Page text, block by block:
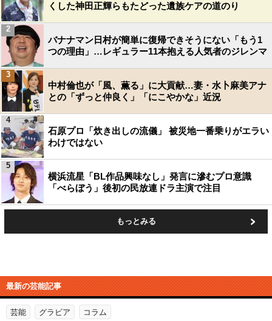
くした神田正輝らもたどった遺族ケアの道のり
バナナマン日村が簡単に復帰できそうにない「もう1
つの理由」…レギュラー11本抱える人気者のジレンマ
2
中村倫也が「風、薫る」に大貢献…妻・水卜麻美アナ
との「ずっと仲良く」「にこやかな」近況
3
石原プロ「炊き出しの流儀」 被災地一番乗りがエラい
わけではない
4
横浜流星「BL作品興味なし」発言に滲むプロ意識
「べらぼう」後初の民放連ドラ主演で注目
5
もっとみる
最新の芸能記事
芸能 グラビア コラム